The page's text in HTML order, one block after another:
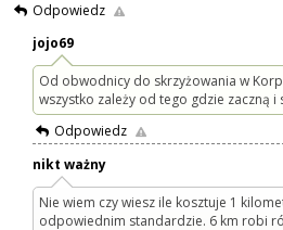
Odpowiedz
jojo69
Od obwodnicy do skrzyżowania w
wszystko zależy od tego gdzie zaczną i
Odpowiedz
nikt ważny
Nie wiem czy wiesz ile kosztuje 1
odpowiednim standardzie. 6 km robi